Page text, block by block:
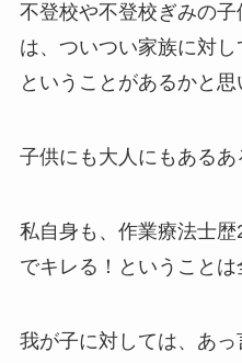
不登校や不登校ぎみの
は、ついつい家族に対
ということがあるかと思
子供にも大人にもあるあ
私自身も、作業療法士
でキレる！ということは
我が子に対しては、あ